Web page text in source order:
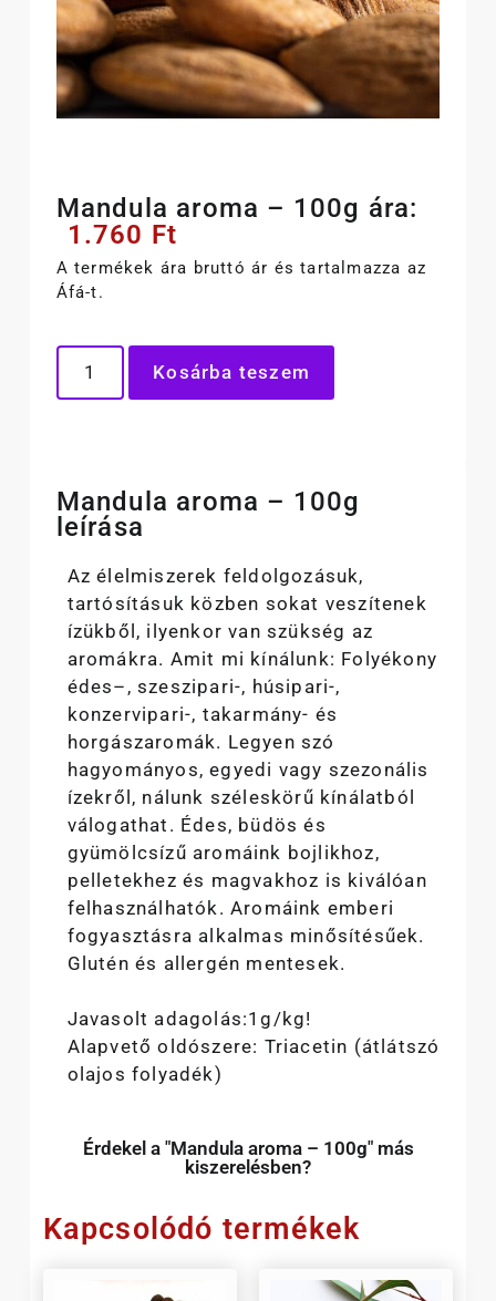
Mandula aroma – 100g ára:
1.760 Ft
A termékek ára bruttó ár és tartalmazza az
Áfá-t.
Kosárba teszem
Mandula aroma – 100g
leírása
Az élelmiszerek feldolgozásuk,
tartósításuk közben sokat veszítenek
ízükből, ilyenkor van szükség az
aromákra. Amit mi kínálunk: Folyékony
édes–, szeszipari-, húsipari-,
konzervipari-, takarmány- és
horgászaromák. Legyen szó
hagyományos, egyedi vagy szezonális
ízekről, nálunk széleskörű kínálatból
válogathat. Édes, büdös és
gyümölcsízű aromáink bojlikhoz,
pelletekhez és magvakhoz is kiválóan
felhasználhatók. Aromáink emberi
fogyasztásra alkalmas minősítésűek.
Glutén és allergén mentesek.
Javasolt adagolás:1g/kg!
Alapvető oldószere: Triacetin (átlátszó
olajos folyadék)
Érdekel a "Mandula aroma – 100g" más
kiszerelésben?
Kapcsolódó termékek